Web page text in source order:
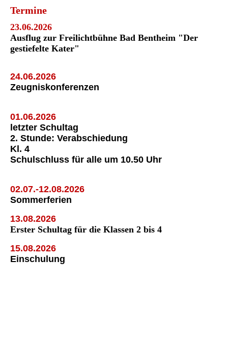
Termine
23.06.2026
Ausflug zur Freilichtbühne Bad Bentheim "Der
gestiefelte Kater"
24.06.2026
Zeugniskonferenzen
01.06.2026
letzter Schultag
2. Stunde: Verabschiedung
Kl. 4
Schulschluss für alle um 10.50 Uhr
02.07.-12.08.2026
Sommerferien
13.08.2026
Erster Schultag für die Klassen 2 bis 4
15.08.2026
Einschulung